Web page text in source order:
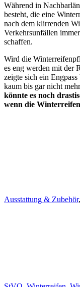
Während in
besteht, die eine
nach dem klirrenden
Verkehrsunfällen
schaffen.
Wird die
es eng werden mit der
zeigte sich ein
kaum bis gar nicht
könnte es noch
wenn die
Ausstattung & Zubehör,